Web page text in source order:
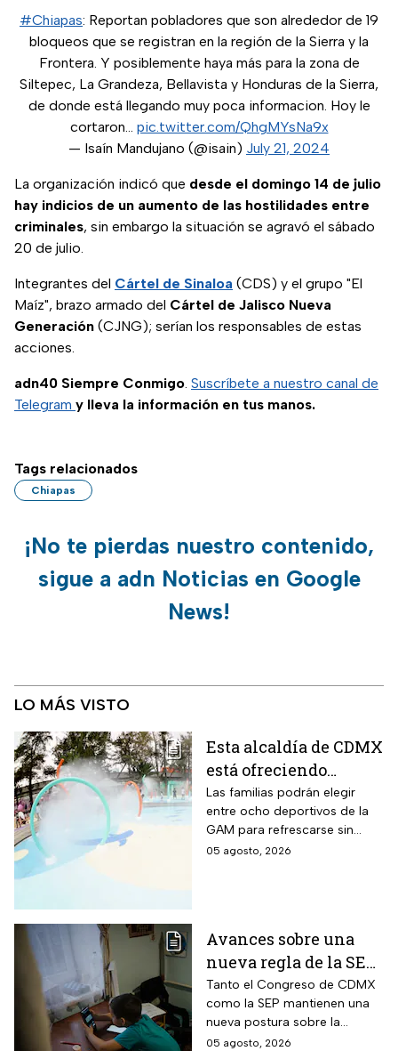
#Chiapas: Reportan pobladores que son alrededor de 19
bloqueos que se registran en la región de la Sierra y la
Frontera. Y posiblemente haya más para la zona de
Siltepec, La Grandeza, Bellavista y Honduras de la Sierra,
de donde está llegando muy poca informacion. Hoy le
cortaron… pic.twitter.com/QhgMYsNa9x
— Isaín Mandujano (@isain) July 21, 2024
La organización indicó que desde el domingo 14 de julio
hay indicios de un aumento de las hostilidades entre
criminales, sin embargo la situación se agravó el sábado
20 de julio.
Integrantes del Cártel de Sinaloa (CDS) y el grupo "El
Maíz", brazo armado del Cártel de Jalisco Nueva
Generación (CJNG); serían los responsables de estas
acciones.
adn40 Siempre Conmigo. Suscríbete a nuestro canal de
Telegram y lleva la información en tus manos.
Tags relacionados
Chiapas
¡No te pierdas nuestro contenido,
sigue a adn Noticias en Google
News!
LO MÁS VISTO
Esta alcaldía de CDMX
está ofreciendo
albercas gratis
durante agosto de
2026: los únicos
requisitos que debes
Las familias podrán elegir
entre ocho deportivos de la
GAM para refrescarse sin
pagar entrada durante las
05 agosto, 2026
Avances sobre una
nueva regla de la SEP
sobre el uso de
celulares en la
escuelas
Tanto el Congreso de CDMX
como la SEP mantienen una
nueva postura sobre la
regulación de celulares en las
05 agosto, 2026